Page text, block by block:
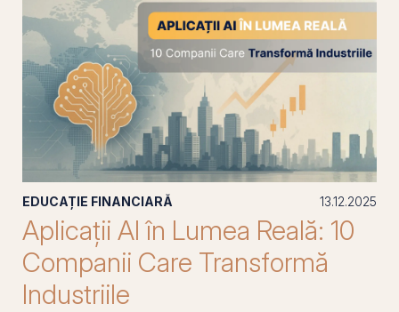
EDUCAȚIE FINANCIARĂ 13.12.2025
Aplicații AI în Lumea Reală: 10
Companii Care Transformă
Industriile